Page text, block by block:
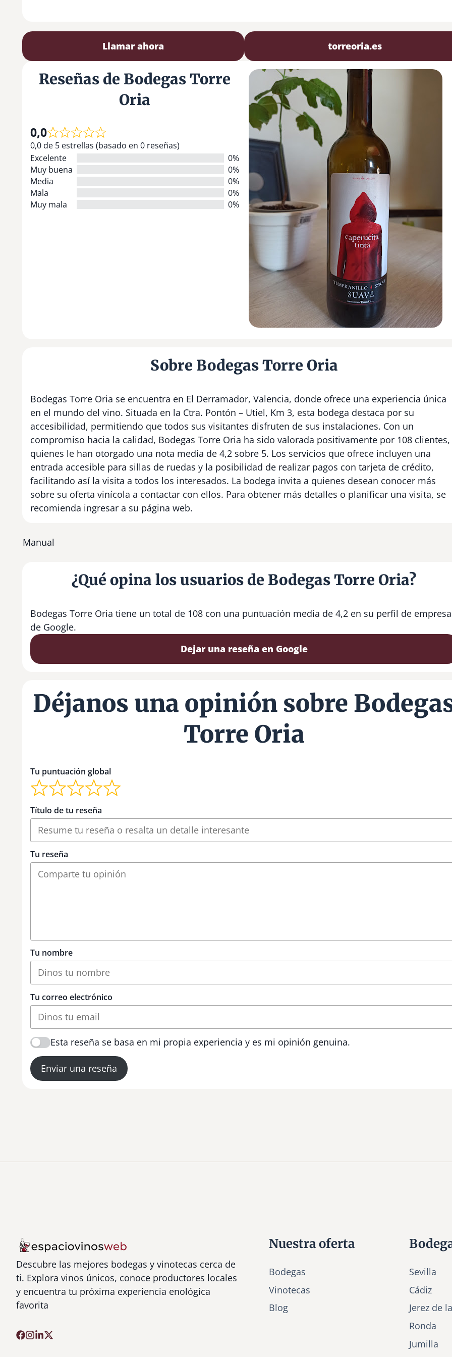
Llamar ahora torreoria.es
Reseñas de Bodegas Torre
Oria
0,0
0,0 de 5 estrellas (basado en 0 reseñas)
Excelente
0%
Muy buena
0%
Media
0%
Mala
0%
Muy mala
0%
Sobre Bodegas Torre Oria
Bodegas Torre Oria se encuentra en El Derramador, Valencia, donde ofrece una experiencia única
en el mundo del vino. Situada en la Ctra. Pontón – Utiel, Km 3, esta bodega destaca por su
accesibilidad, permitiendo que todos sus visitantes disfruten de sus instalaciones. Con un
compromiso hacia la calidad, Bodegas Torre Oria ha sido valorada positivamente por 108 clientes,
quienes le han otorgado una nota media de 4,2 sobre 5. Los servicios que ofrece incluyen una
entrada accesible para sillas de ruedas y la posibilidad de realizar pagos con tarjeta de crédito,
facilitando así la visita a todos los interesados. La bodega invita a quienes desean conocer más
sobre su oferta vinícola a contactar con ellos. Para obtener más detalles o planificar una visita, se
recomienda ingresar a su página web.
Manual
¿Qué opina los usuarios de Bodegas Torre Oria?
Bodegas Torre Oria tiene un total de 108 con una puntuación media de 4,2 en su perfil de empresa
de Google.
Dejar una reseña en Google
Déjanos una opinión sobre
Torre Oria
Tu puntuación global
Título de tu reseña
Tu reseña
Tu nombre
Tu correo electrónico
Esta reseña se basa en mi propia experiencia y es mi opinión genuina.
Enviar una reseña
Descubre las mejores bodegas y vinotecas cerca de
ti. Explora vinos únicos, conoce productores locales
y encuentra tu próxima experiencia enológica
favorita
Nuestra oferta
Bodegas
Vinotecas
Blog
Sevilla
Cádiz
Jerez de
Ronda
Jumilla